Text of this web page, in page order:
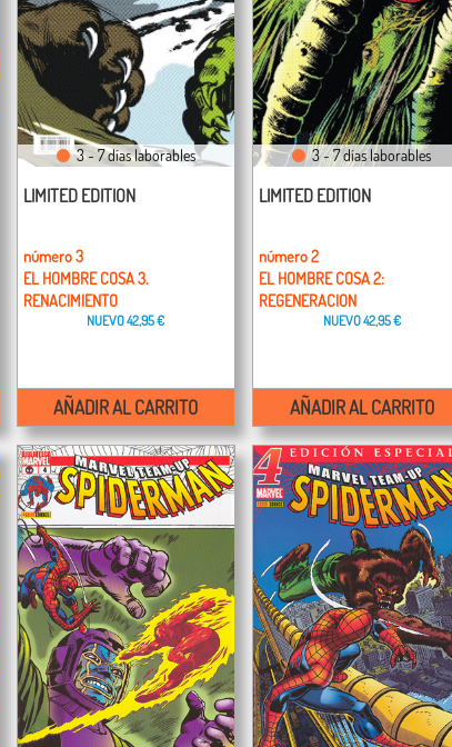
3 - 7 días laborables
LIMITED EDITION
número 3
EL HOMBRE COSA 3.
RENACIMIENTO
NUEVO42,95 €
AÑADIR AL CARRITO
3 - 7 días laborables
LIMITED EDITION
número 2
EL HOMBRE COSA 2:
REGENERACION
NUEVO42,95 €
AÑADIR AL CARRITO